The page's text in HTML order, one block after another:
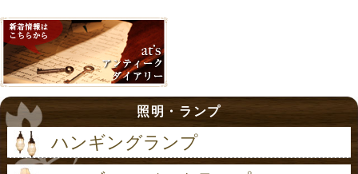
照明・ランプ
ハンギングランプ